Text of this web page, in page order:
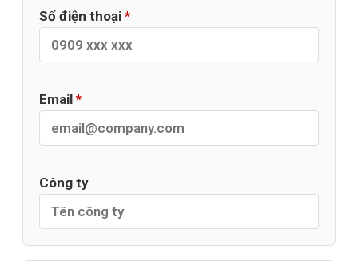
Số điện thoại *
Email *
Công ty